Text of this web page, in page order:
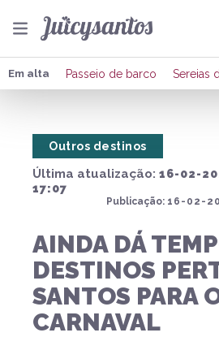
Em alta Passeio de barco Sereias
Última atualização: 16-02-
17:07
Publicação: 16-02-
Outros destinos
AINDA DÁ
DESTINOS
SANTOS PARA
CARNAVAL